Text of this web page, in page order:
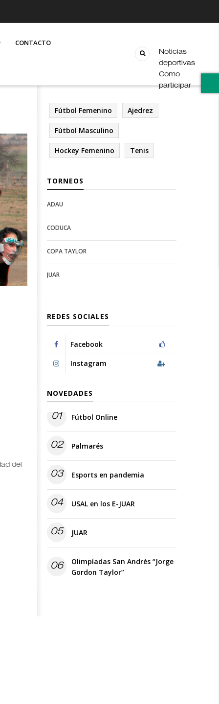
CONTACTO
Noticias
deportivas
Como
participar
del
Fútbol Femenino Ajedrez
Fútbol Masculino
Hockey Femenino Tenis
TORNEOS
Open
Deportes
configuration
options
Open
configuration
options
ADAU
CODUCA
COPA TAYLOR
JUAR
REDES SOCIALES
Facebook
Instagram
NOVEDADES
01 Fútbol Online
02 Palmarés
03 Esports en pandemia
04 USAL en los E-JUAR
05 JUAR
06
Olimpíadas San Andrés “Jorge
Gordon Taylor”